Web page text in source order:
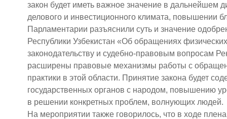
закон будет иметь важное значение в дальнейшем
делового и инвестиционного климата, повышении
Парламентарии разъяснили суть и значение
Республики Узбекистан «Об обращениях
законодательству и судебно-правовым вопросам
расширены правовые механизмы работы с
практики в этой области. Принятие закона будет
государственных органов с народом, повышению
в решении конкретных проблем, волнующих людей.
На мероприятии также говорилось, что в ходе